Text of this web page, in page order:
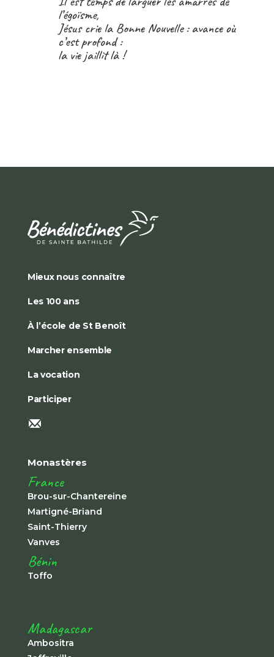
l’égoïsme,
Jésus crie la Bonne Nouvelle : avance où
c’est profond :
la vie jaillit là !
Mieux nous connaître
Les 100 ans
À l’école de St Benoît
Marcher ensemble
La vocation
Participer
Monastères
France
Brou-sur-Chantereine
Martigné-Briand
Saint-Thierry
Vanves
Bénin
Toffo
Madagascar
Ambositra